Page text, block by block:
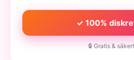
✓ 100%
🔒 Gratis & säkert